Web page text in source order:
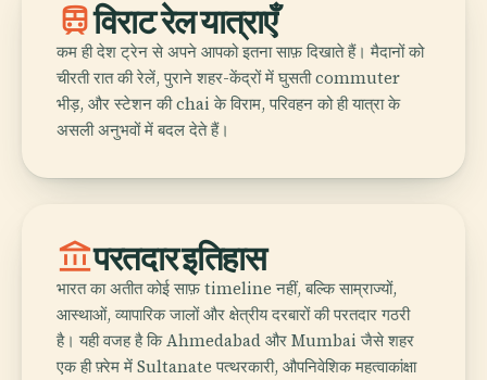
trainविराट रेल यात्राएँ
कम ही देश ट्रेन से अपने आपको इतना साफ़ दिखाते हैं। मैदानों को
चीरती रात की रेलें, पुराने शहर-केंद्रों में घुसती commuter
भीड़, और स्टेशन की chai के विराम, परिवहन को ही यात्रा के
असली अनुभवों में बदल देते हैं।
account_balanceपरतदार इतिहास
भारत का अतीत कोई साफ़ timeline नहीं, बल्कि साम्राज्यों,
आस्थाओं, व्यापारिक जालों और क्षेत्रीय दरबारों की परतदार गठरी
है। यही वजह है कि Ahmedabad और Mumbai जैसे शहर
एक ही फ़्रेम में Sultanate पत्थरकारी, औपनिवेशिक महत्वाकांक्षा